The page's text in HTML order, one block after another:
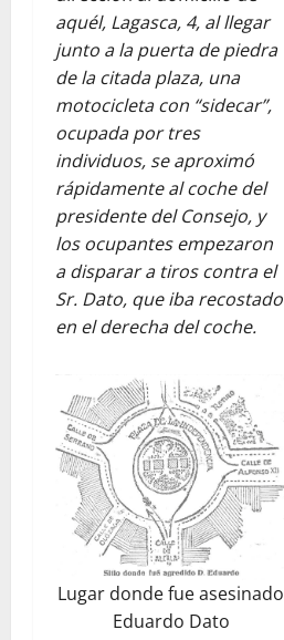
aquél, Lagasca, 4, al llegar
junto a la puerta de piedra
de la citada plaza, una
motocicleta con “sidecar”,
ocupada por tres
individuos, se aproximó
rápidamente al coche del
presidente del Consejo, y
los ocupantes empezaron
a disparar a tiros contra el
Sr. Dato, que iba recostado
en el derecha del coche.
Lugar donde fue asesinado
Eduardo Dato